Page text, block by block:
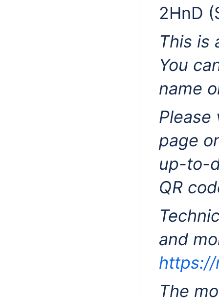
2HnD
This is
You
name
Please
page
up-to-
QR
and
The